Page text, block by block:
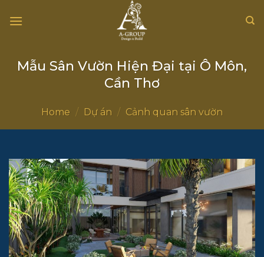
đến
Mẫu Sân Vườn Hiện Đại tại Ô Môn,
Cần Thơ
Home / Dự án / Cảnh quan sân vườn